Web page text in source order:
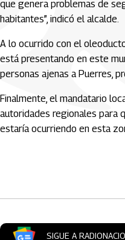
que genera problemas de
habitantes”, indicó el alcalde.
A lo ocurrido con el
está presentando en este
personas ajenas a Puerres,
Finalmente, el mandatario
autoridades regionales para
estaría ocurriendo en esta
SIGUE A